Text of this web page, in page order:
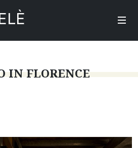
IN FLORENCE